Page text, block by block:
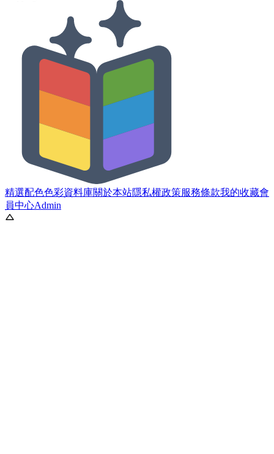
精選配色色彩資料庫關於本站隱私權政策服務條款我的收藏會
員中心Admin